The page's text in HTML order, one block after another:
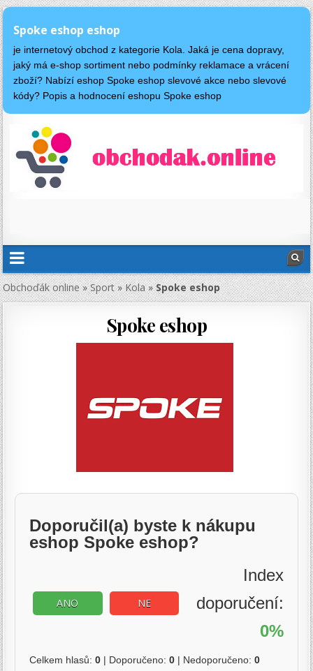
Spoke eshop eshop
je internetový obchod z kategorie Kola. Jaká je cena dopravy,
jaký má e-shop sortiment nebo podmínky reklamace a vrácení
zboží? Nabízí eshop Spoke eshop slevové akce nebo slevové
kódy? Popis a hodnocení eshopu Spoke eshop
Obchoďák online»Sport»Kola»Spoke eshop
Spoke eshop
Doporučil(a) byste k nákupu
eshop Spoke eshop?
ANO NE
Index
doporučení:
0%
Celkem hlasů:0 | Doporučeno:0 | Nedoporučeno:0